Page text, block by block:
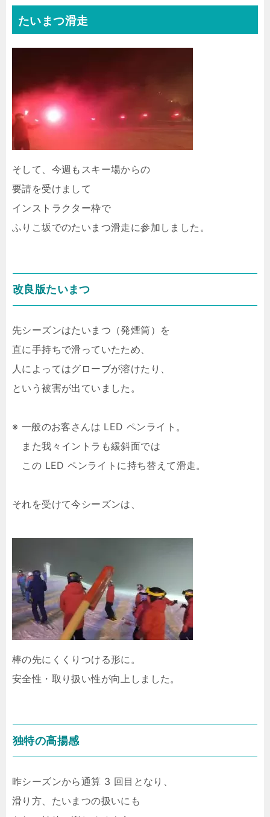
たいまつ滑走
そして、今週もスキー場からの
要請を受けまして
インストラクター枠で
ふりこ坂でのたいまつ滑走に参加しました。
改良版たいまつ
先シーズンはたいまつ（発煙筒）を
直に手持ちで滑っていたため、
人によってはグローブが溶けたり、
という被害が出ていました。
※ 一般のお客さんは LED ペンライト。
また我々イントラも緩斜面では
この LED ペンライトに持ち替えて滑走。
それを受けて今シーズンは、
棒の先にくくりつける形に。
安全性・取り扱い性が向上しました。
独特の高揚感
昨シーズンから通算 3 回目となり、
滑り方、たいまつの扱いにも